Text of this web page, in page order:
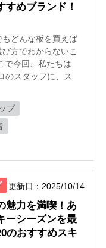
すめブランド！
もどんな板を買えば
方でわからないこ
で今回、私たちは
のスタッフに、ス
プ
更新日：2025/10/14
魅力を満喫！あ
ーシーズンを最
のおすすめスキ